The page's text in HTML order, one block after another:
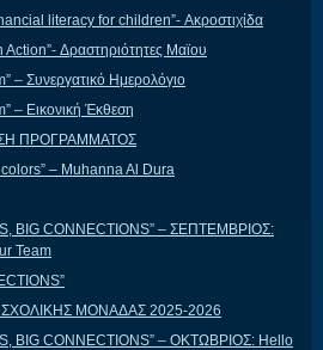
literacy for children”- Ακροστιχίδα
Δραστηριότητες Μαϊου
– Συνεργατικό Ημερολόγιο
– Εικονική Έκθεση
ΠΡΟΓΡΑΜΜΑΤΟΣ
– Muhanna Al Dura
BIG CONNECTIONS” – ΣΕΠΤΕΜΒΡΙΟΣ:
Team
ΜΟΝΑΔΑΣ 2025-2026
BIG CONNECTIONS” – ΟΚΤΩΒΡΙΟΣ: Hello